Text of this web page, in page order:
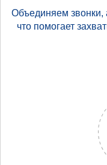
Объединяем звонки,
что помогает